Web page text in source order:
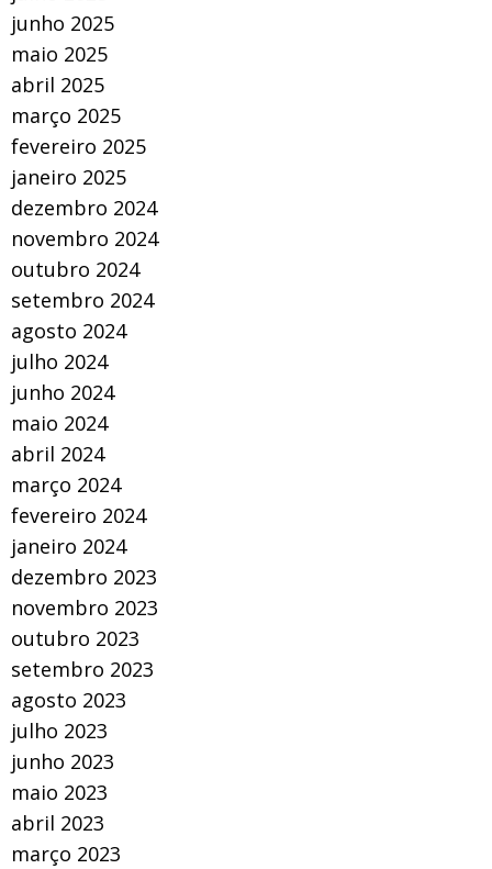
junho 2025
maio 2025
abril 2025
março 2025
fevereiro 2025
janeiro 2025
dezembro 2024
novembro 2024
outubro 2024
setembro 2024
agosto 2024
julho 2024
junho 2024
maio 2024
abril 2024
março 2024
fevereiro 2024
janeiro 2024
dezembro 2023
novembro 2023
outubro 2023
setembro 2023
agosto 2023
julho 2023
junho 2023
maio 2023
abril 2023
março 2023